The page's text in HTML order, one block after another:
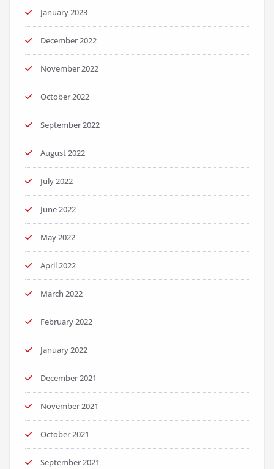
January 2023
December 2022
November 2022
October 2022
September 2022
August 2022
July 2022
June 2022
May 2022
April 2022
March 2022
February 2022
January 2022
December 2021
November 2021
October 2021
September 2021